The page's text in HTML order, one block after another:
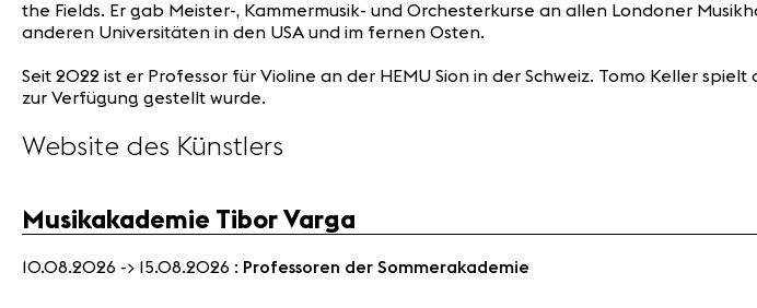
the Fields. Er gab Meister-, Kammermusik- und Orchesterkurse an allen Londoner
anderen Universitäten in den USA und im fernen Osten.
Seit 2022 ist er Professor für Violine an der HEMU Sion in der Schweiz. Tomo Keller
zur Verfügung gestellt wurde.
Website des Künstlers
Musikakademie Tibor Varga
10.08.2026 -> 15.08.2026 : Professoren der Sommerakademie